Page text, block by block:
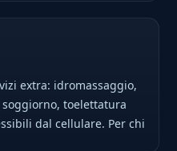
extra: idromassaggio,
toelettatura
dal cellulare. Per chi